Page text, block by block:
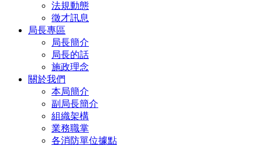
法規動態
徵才訊息
局長專區
局長簡介
局長的話
施政理念
關於我們
本局簡介
副局長簡介
組織架構
業務職掌
各消防單位據點